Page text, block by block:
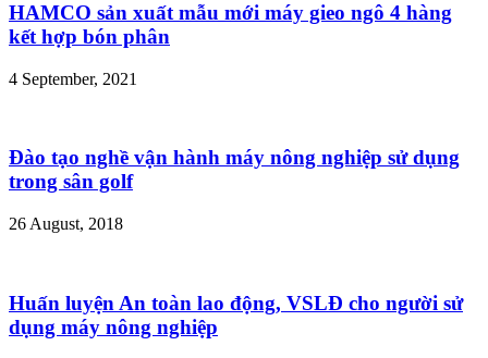
HAMCO sản xuất mẫu mới máy gieo ngô 4 hàng
kết hợp bón phân
4 September, 2021
Đào tạo nghề vận hành máy nông nghiệp sử dụng
trong sân golf
26 August, 2018
Huấn luyện An toàn lao động, VSLĐ cho người sử
dụng máy nông nghiệp